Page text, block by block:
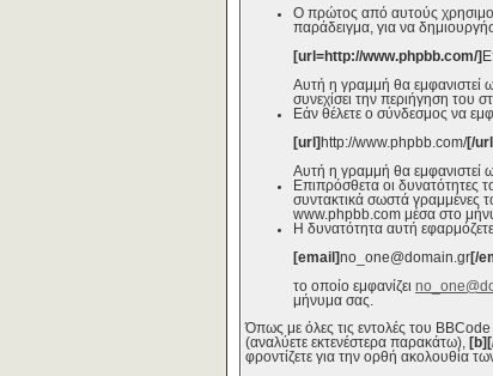
Ο πρώτος από αυτούς
παράδειγμα, για να
[url=http://www.phpbb.com/]
Αυτή η γραμμή θα εμφανιστεί
συνεχίσει την περιήγηση του
Εάν θέλετε ο σύνδεσμος να
[url] http://www.phpbb.com/[/
Αυτή η γραμμή θα εμφανιστεί
Επιπρόσθετα οι δυνατότητες
συντακτικά σωστά γραμμένες
www.phpbb.com μέσα στο
Η δυνατότητα αυτή
[email]no_one@domain.gr[/
το οποίο εμφανίζει
μήνυμα σας.
Όπως με όλες τις εντολές του BBCode
(αναλύετε εκτενέστερα παρακάτω),
φροντίζετε για την ορθή ακολουθία